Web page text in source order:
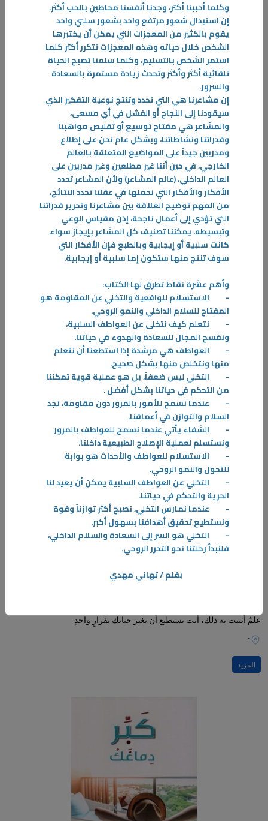
يعتبر هذا الكتاب من أبرز كتب ديفيد هاوكينز وهو طبيب بالإضافة إلى أنه
باحث وكاتب أيضاً في مجال الوعي فيتناول موضوع الوعي بشكل خاص
علمٌ أثبتت به ذلك، أنت تستطيع أن تغير حياتك بقرارٍ واحدٍ
-
المزيد
وكلما أحببنا أكثر، وجدنا أنفسنا محاطين بالحب أكثر.
إن استبدال شعور مرتفع واحد بشعور سلبي واحد
يقوم بالكثير من المعجزات التي يمكن أن يختبرها
الشخص خلال حياته وهذه المعجزات تتكرر أكثر كلما
استمر الشخص بالتسليم، وكلما سلمنا تصبح الحياة
تلقائية أكثر وأكثر وتحدث زيادة مستمرة بالسعادة
والسرور.
إن مشاعرنا هي التي تحدد وتنتج نوعية التفكير الذي
سيقودنا إلى النجاح أو الفشل في أي مسعى،
والمشاعر هي مفتاح توسيع أو تقليص مواهبنا
وقدراتنا ونشاطاتنا، وبشكل عام نحن على إطلاع
ومدربين جيداً على المواضيع المتعلقة بالعالم
الخارجي، في حين أننا غير مطلعين وغير مدربين على
العالم الداخلي، (عالم المشاعر) ولأن المشاعر تحدد
الأفكار والأفكار التي نحملها في عقلنا تحدد النتائج،
من المهم توضيح العلاقة بين مشاعرنا وتحرير قدراتنا
التي تؤدي إلى أعمال ناجحة، إذن مقياس الوعي
وتبسيطه، يمكننا تصنيف كل المشاعر بإيجاز سواء
كانت سلبية أو إيجابية وبالطبع فإن الأفكار التي
سوف تنتج منها ستكون إما سلبية أو إيجابية.
وأهم عشرة نقاط تطرق لها الكتاب:
- الاستسلام للواقعية والتخلي عن المقاومة هو
المفتاح للسلام الداخلي والنمو الروحي.
- نتعلم كيف نتخلى عن العواطف السلبية،
ونفسح المجال للسعادة والهدوء في حياتنا.
- العواطف هي مرشدة إذا استطعنا أن نتعلم
منها ونتخلص منها بشكل صحيح.
- التخلي ليس ضعفاً، بل هو عملية قوية تمكننا
من التحكم في حياتنا بشكل أفضل.
- عندما نسمح للأمور بالمرور دون مقاومة، نجد
السلام والتوازن في أعماقنا.
- الشفاء يأتي عندما نسمح للعواطف بالمرور
ونستسلم لعملية الإصلاح الطبيعية داخلنا.
- الاستسلام للعواطف والأحداث هو بوابة
للتحول والنمو الروحي.
- التخلي عن العواطف السلبية يمكن أن يعيد لنا
الحرية والتحكم في حياتنا.
- عندما نمارس التخلي، نصبح أكثر توازناً وقوة
ونستطيع تحقيق أهدافنا بسهول أكبر.
- التخلي هو السر إلى السعادة والسلام الداخلي،
فلنبدأ رحلتنا نحو التحرر الروحي.
بقلم / تهاني مهدي